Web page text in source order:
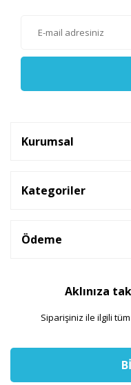
Kurumsal
Kategoriler
Ödeme
Aklınıza
Siparişiniz ile ilgili